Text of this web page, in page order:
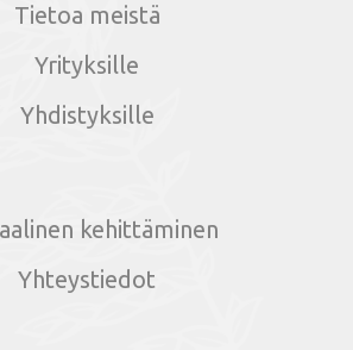
Tietoa meistä
Yrityksille
Yhdistyksille
kehittäminen
Yhteystiedot